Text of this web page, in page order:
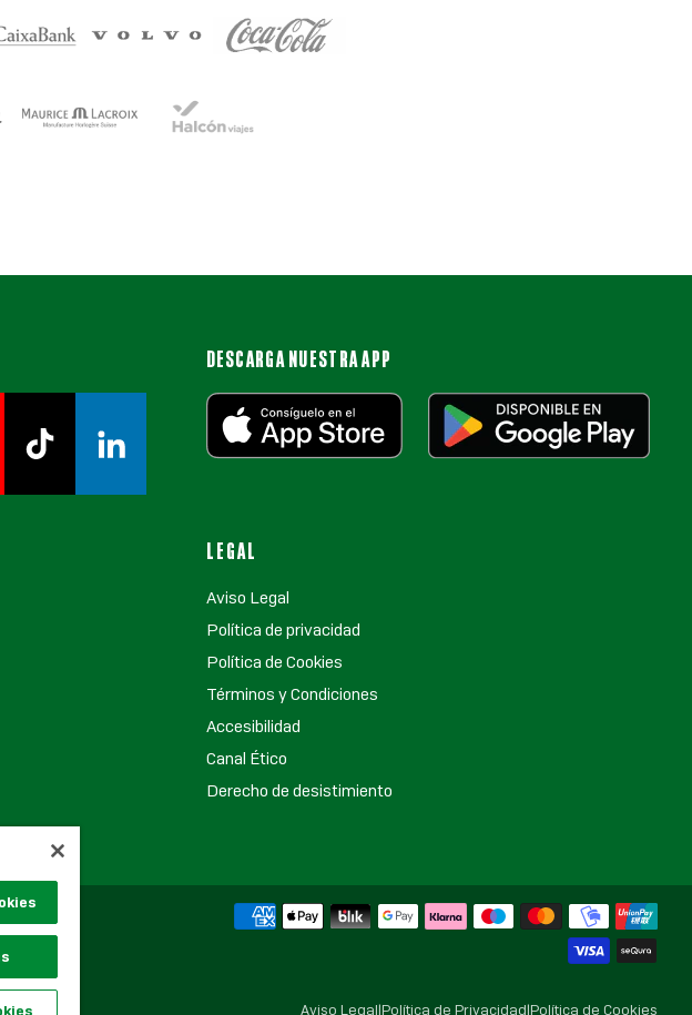
DESCARGA NUESTRA APP
LEGAL
Aviso Legal
Política de privacidad
Política de Cookies
Términos y Condiciones
Accesibilidad
Canal Ético
Derecho de desistimiento
Aviso Legal|Política de Privacidad|Política de Cookies